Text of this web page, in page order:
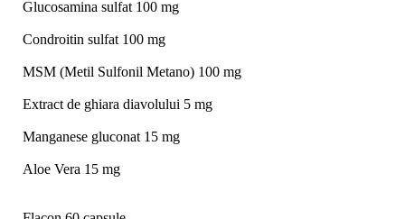
Glucosamina sulfat 100 mg
Condroitin sulfat 100 mg
MSM (Metil Sulfonil Metano) 100 mg
Extract de ghiara diavolului 5 mg
Manganese gluconat 15 mg
Aloe Vera 15 mg